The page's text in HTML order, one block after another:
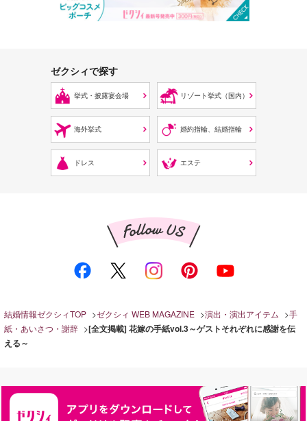
ゼクシィで探す
挙式・披露宴会場 リゾート挙式（国内）
海外挙式 婚約指輪、結婚指輪
ドレス エステ
結婚情報ゼクシィTOP ゼクシィ WEB MAGAZINE 演出・演出アイテム
手
紙・あいさつ・謝辞
[全文掲載] 花嫁の手紙vol.3～ゲストそれぞれに感謝を伝
える～